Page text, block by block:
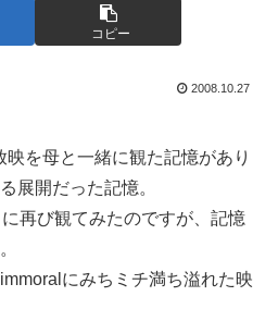
コピー
2008.10.27
を母と一緒に観た記憶があり
展開だった記憶。
再び観てみたのですが、記憶
にみちミチ満ち溢れた映